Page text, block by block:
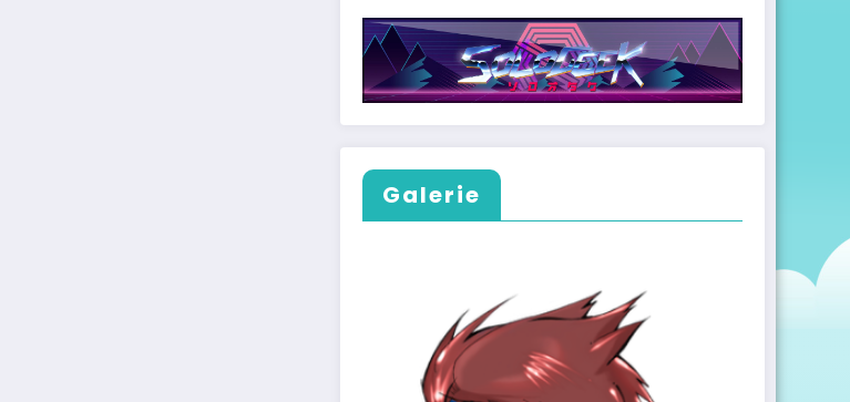
Galerie